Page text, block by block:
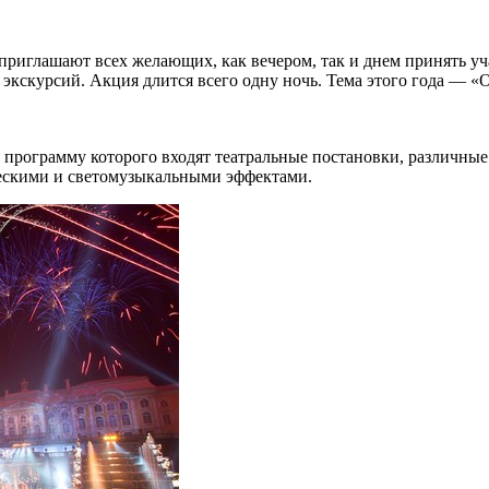
всех желающих, как вечером, так и днем принять
Акция длится всего одну ночь. Тема этого года —
которого входят театральные постановки,
и светомузыкальными эффектами.